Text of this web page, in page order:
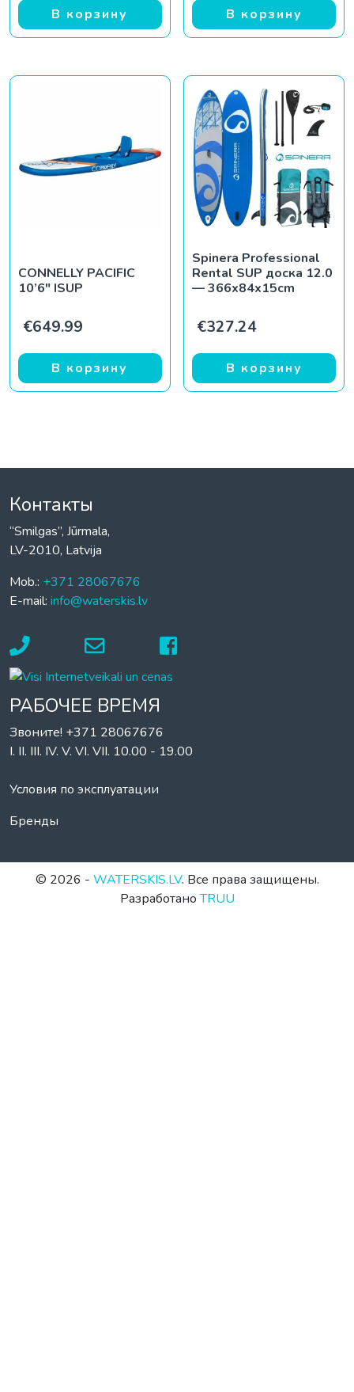
В корзину В корзину
CONNELLY PACIFIC
10’6″ ISUP
€649.99
В корзину
Spinera Professional
Rental SUP доска 12.0
— 366x84x15cm
€327.24
В корзину
Контакты
“Smilgas”, Jūrmala,
LV-2010, Latvija
Mob.: +371 28067676
E-mail: info@waterskis.lv
РАБОЧЕЕ ВРЕМЯ
Звоните! +371 28067676
I. II. III. IV. V. VI. VII. 10.00 - 19.00
Условия по эксплуатации
Бренды
© 2026 - WATERSKIS.LV. Все права защищены.
РазработаноTRUU